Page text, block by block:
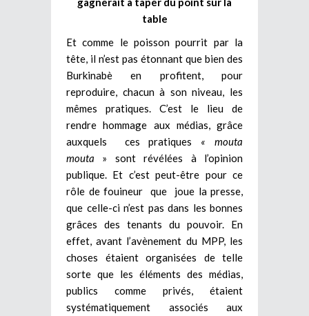
table
Et comme le poisson pourrit par la
tête, il n’est pas étonnant que bien des
Burkinabè en profitent, pour
reproduire, chacun à son niveau, les
mêmes pratiques. C’est le lieu de
rendre hommage aux médias, grâce
auxquels ces pratiques « mouta
mouta » sont révélées à l’opinion
publique. Et c’est peut-être pour ce
rôle de fouineur que joue la presse,
que celle-ci n’est pas dans les bonnes
grâces des tenants du pouvoir. En
effet, avant l’avènement du MPP, les
choses étaient organisées de telle
sorte que les éléments des médias,
publics comme privés, étaient
systématiquement associés aux